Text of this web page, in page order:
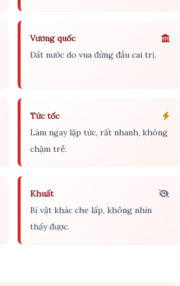
Vương quốc
Đất nước do vua đứng đầu cai trị.
Tức tốc
Làm ngay lập tức, rất nhanh, không
chậm trễ.
Khuất
Bị vật khác che lấp, không nhìn
thấy được.